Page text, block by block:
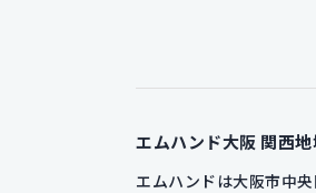
エムハンド大阪 関西
エムハンドは大阪市中